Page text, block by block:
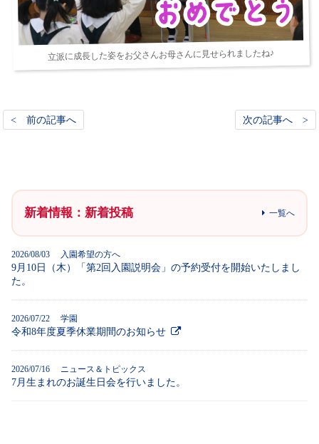
立派に成長した姿をお父さんお母さんに見せられましたね♪
< 前の記事へ 次の記事へ >
新着情報：新着投稿 一覧へ
2026/08/03 入園希望の方へ
9月10日（木）「第2回入園説明会」の予約受付を開始いたしまし
た。
2026/07/22 学園
令和8年度夏季休業期間のお知らせ
2026/07/16 ニュース＆トピックス
7月生まれのお誕生日会を行いました。